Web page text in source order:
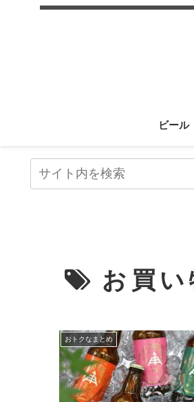
ビール
お買
おトクなまとめ